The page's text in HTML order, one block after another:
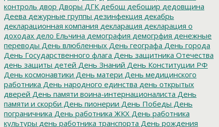
контроль двор Дворы ДГК дебош дебошир дедовщина
Деева дежурные группы дезинфекция декабрь
декларационная компания декларация декларация о
доходах дело Ельчина демография демогрфия денежные
переводы День влюбленных День географа День города
День Государственного флага День защитника Отечества
день защиты детей День Знаний День Конституции РФ
День космонавтики День матери День медицинского
работника День народного единства день открытых
дверей День памяти воина-интернационалиста День
памяти и скорби День пионерии День Победы День
пограничника День работника ЖКХ День работника
культуры день работника транспорта День рождения